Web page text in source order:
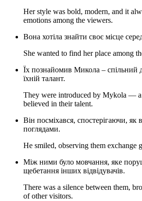
Her style was bold, modern, and it
emotions among the viewers.
Вона хотіла знайти своє місце
She wanted to find her place among
Їх познайомив Микола – спільний
їхній талант.
They were introduced by Mykola —
believed in their talent.
Він посміхався, спостерігаючи,
поглядами.
He smiled, observing them exchange
Між ними було мовчання, яке
щебетання інших відвідувачів.
There was a silence between them,
of other visitors.